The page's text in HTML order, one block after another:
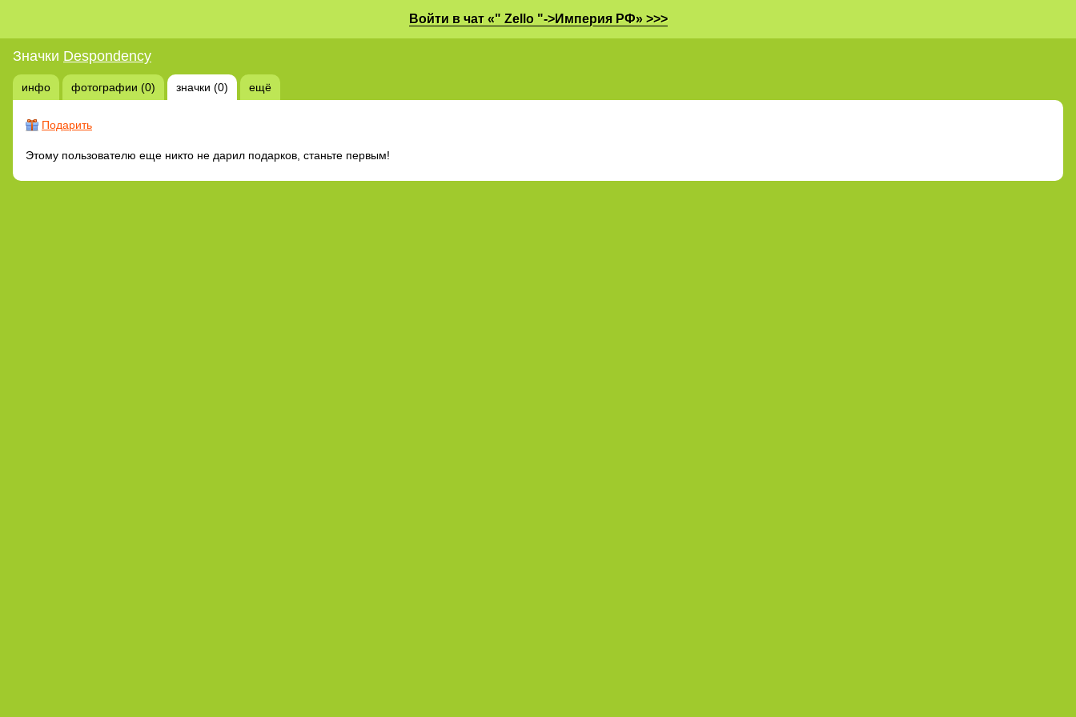
Войти в чат «" Zello "->Империя РФ» >>>
Значки Despondency
инфо фотографии (0) значки (0) ещё
Подарить
Этому пользователю еще никто не дарил подарков, станьте первым!